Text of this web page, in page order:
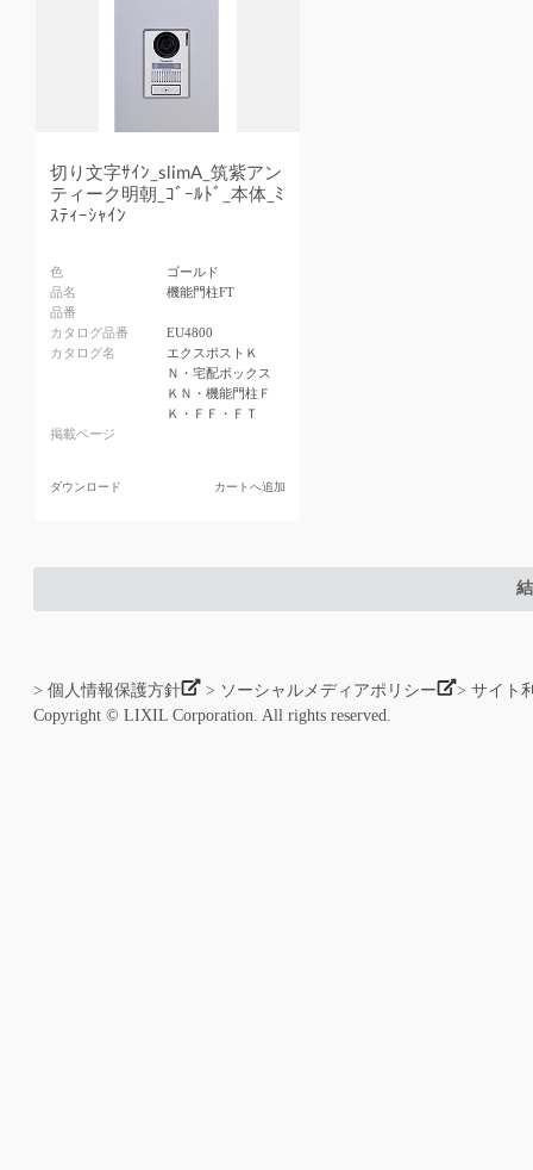
切り文字ｻｲﾝ_slimA_筑紫アン
ティーク明朝_ｺﾞｰﾙﾄﾞ_本体_ﾐ
ｽﾃｨｰｼｬｲﾝ
色
ゴールド
品名
機能門柱FT
品番
カタログ品番
EU4800
カタログ名
エクスポストＫ
Ｎ・宅配ボックス
ＫＮ・機能門柱Ｆ
Ｋ・ＦＦ・ＦＴ
掲載ページ
ダウンロード カートへ追加
> 個人情報保護方針 > ソーシャルメディアポリシー
> サイト
Copyright © LIXIL Corporation. All rights reserved.